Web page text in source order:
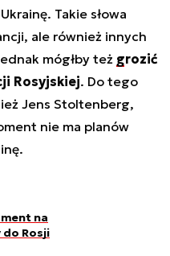
Takie słowa
ale również innych
mógłby też grozić
Rosyjskiej. Do tego
Jens Stoltenberg,
nie ma planów
na
Rosji